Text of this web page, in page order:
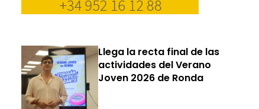
Llega la recta final de las
actividades del Verano
Joven 2026 de Ronda